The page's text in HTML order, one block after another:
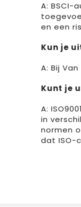
A: BSCI-
en een
Kun je
A: Bij
Kunt je
A:
in
normen
dat ISO-